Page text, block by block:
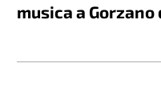
musica a Gorzano